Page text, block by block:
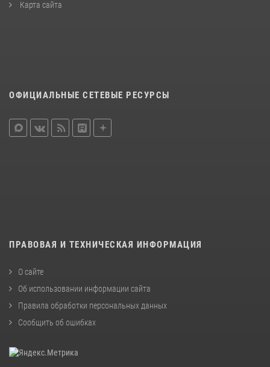
Карта сайта
ОФИЦИАЛЬНЫЕ СЕТЕВЫЕ РЕСУРСЫ
ПРАВОВАЯ И ТЕХНИЧЕСКАЯ ИНФОРМАЦИЯ
О сайте
Об использовании информации сайта
Правила обработки персональных данных
Сообщить об ошибках